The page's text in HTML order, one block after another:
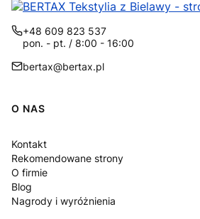
+48 609 823 537
pon. - pt. / 8:00 - 16:00
bertax@bertax.pl
Linki w stopce
O NAS
Kontakt
Rekomendowane strony
O firmie
Blog
Nagrody i wyróżnienia